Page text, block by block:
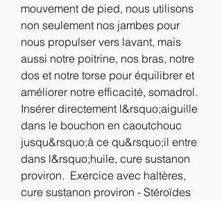
mouvement de pied, nous utilisons
non seulement nos jambes pour
nous propulser vers lavant, mais
aussi notre poitrine, nos bras, notre
dos et notre torse pour équilibrer et
améliorer notre efficacité, somadrol.
Insérer directement l&rsquo;aiguille
dans le bouchon en caoutchouc
jusqu&rsquo;à ce qu&rsquo;il entre
dans l&rsquo;huile, cure sustanon
proviron.  Exercice avec haltères,
cure sustanon proviron - Stéroïdes